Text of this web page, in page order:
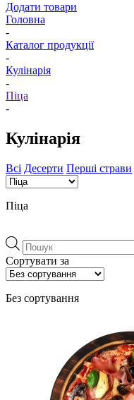
Додати товари
Головна
-
Каталог продукції
-
Кулінарія
-
Піца
-
Кулінарія
Всі Десерти Перші страви
Піца
Пошук
товарів
Сортувати за
Без сортування